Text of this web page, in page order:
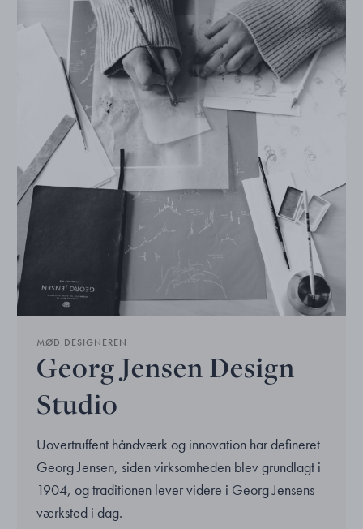
MØD DESIGNEREN
Georg Jensen Design
Studio
Uovertruffent håndværk og innovation har defineret
Georg Jensen, siden virksomheden blev grundlagt i
1904, og traditionen lever videre i Georg Jensens
værksted i dag.